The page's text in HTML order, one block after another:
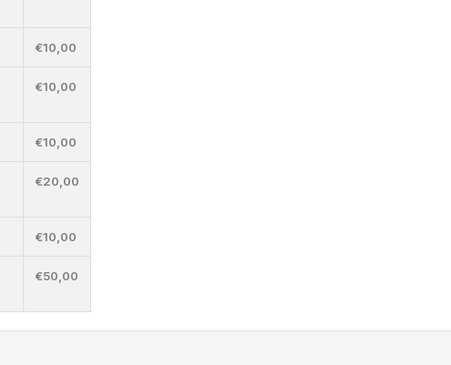
€10,00
€10,00
€10,00
€20,00
€10,00
€50,00